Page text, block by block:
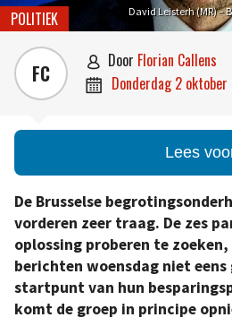
David Leisterh (MR) –
POLITIEK
FC  door Florian Callens
 donderdag 2
Lees
De Brusselse
vorderen zeer traag. De zes
oplossing proberen te
berichten woensdag niet
startpunt van hun
komt de groep in principe